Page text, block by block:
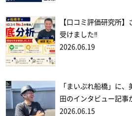
【口コミ評価研究所
受けました‼
2026.06.19
「まいぷれ船橋」に
田のインタビュー記事
2026.06.15